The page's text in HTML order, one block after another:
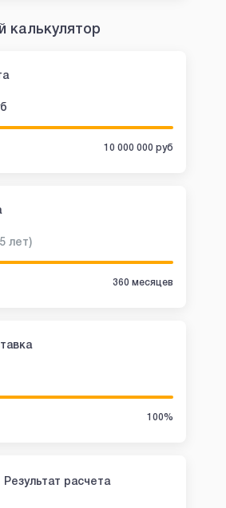
калькулятор
10 000 000 руб
лет)
360 месяцев
100%
Результат расчета